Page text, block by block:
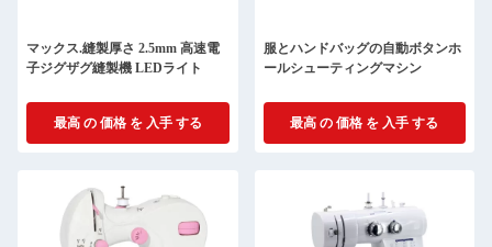
マックス.縫製厚さ 2.5mm 高速電
子ジグザグ縫製機 LEDライト
最高 の 価格 を 入手 する
服とハンドバッグの自動ボタンホ
ールシューティングマシン
最高 の 価格 を 入手 する